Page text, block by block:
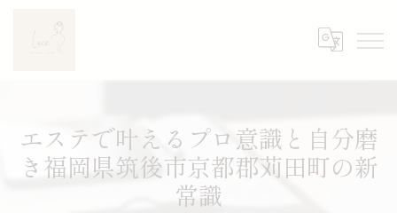
エステで叶えるプロ意識と自分磨
き福岡県筑後市京都郡苅田町の新
常識